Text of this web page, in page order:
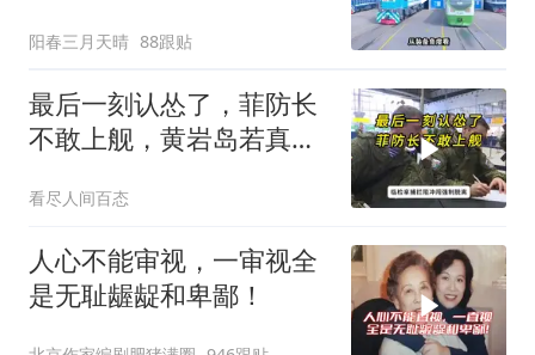
阳春三月天晴 88跟贴
最后一刻认怂了，菲防长
不敢上舰，黄岩岛若真打
看尽人间百态
人心不能审视，一审视全
是无耻龌龊和卑鄙！